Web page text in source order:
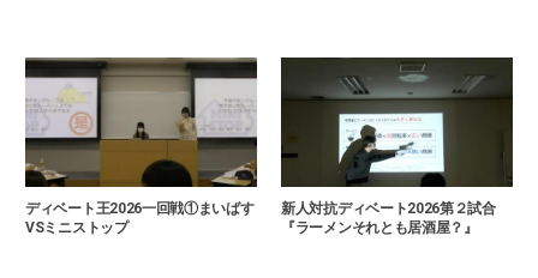
ディベート王2026一回戦①まいばす
VSミニストップ
新人対抗ディベート2026第２試合
『ラーメンそれとも居酒屋？』